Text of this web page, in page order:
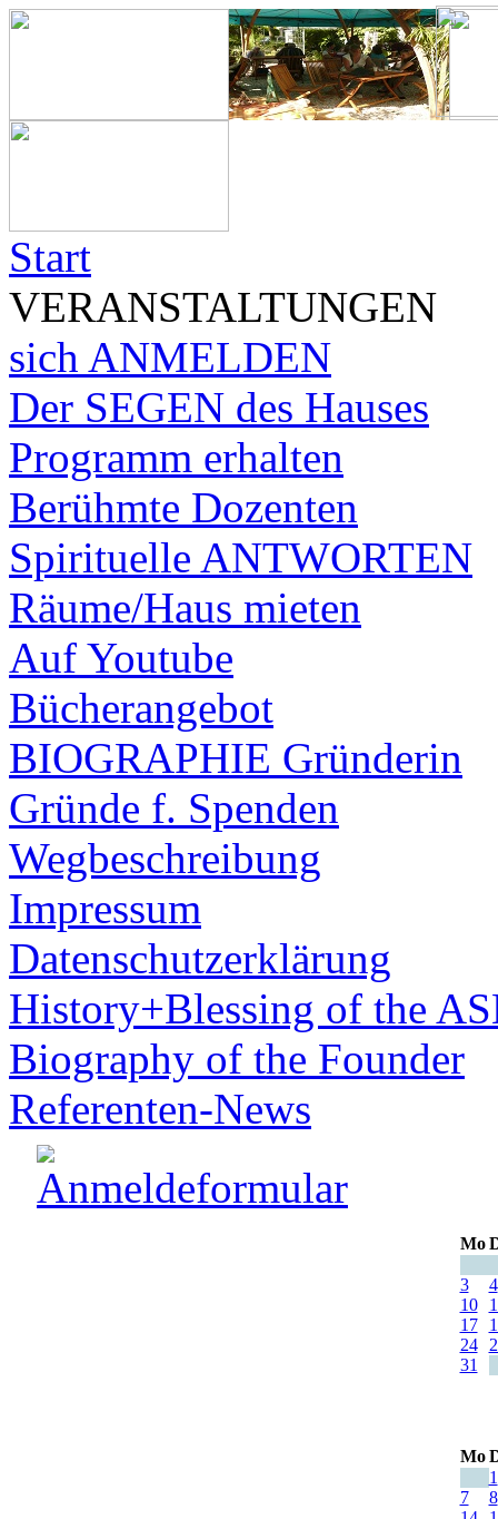
Start
VERANSTALTUNGEN
sich ANMELDEN
Der SEGEN des Hauses
Programm erhalten
Berühmte Dozenten
Spirituelle ANTWORTEN
Räume/Haus mieten
Auf Youtube
Bücherangebot
BIOGRAPHIE Gründerin
Gründe f. Spenden
Wegbeschreibung
Impressum
Datenschutzerklärung
History+Blessing of the
Biography of the Founder
Referenten-News
Mo
3
4
10
17
24
31
Mo
1
7
8